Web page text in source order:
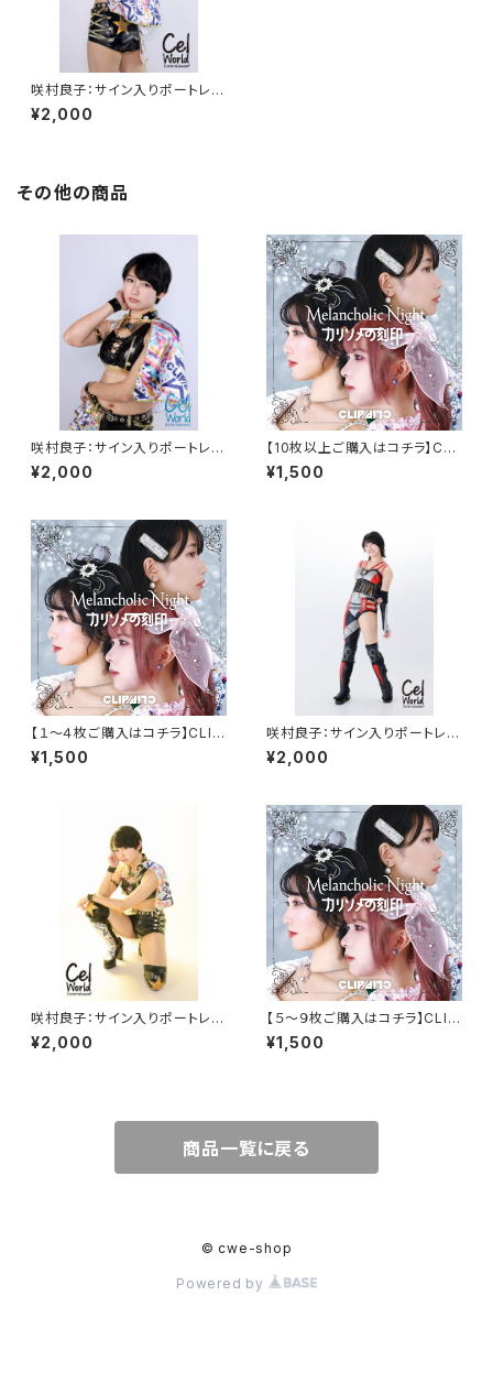
咲村良子：サイン入りポートレイ
ト【Ｈ】
¥2,000
その他の商品
咲村良子：サイン入りポートレイ
ト【Ｉ】
¥2,000
【10枚以上ご購入はコチラ】CLI
PCLIP NEWシングル『Melanc
holic Night』CD
¥1,500
【１～４枚ご購入はコチラ】CLIP
CLIP NEWシングル『Melanch
olic Night』CD
¥1,500
咲村良子：サイン入りポートレイ
ト【Ｂ】
¥2,000
咲村良子：サイン入りポートレイ
ト【Ｆ】
¥2,000
【５～９枚ご購入はコチラ】CLIP
CLIP NEWシングル『Melanch
olic Night』CD
¥1,500
商品一覧に戻る
© cwe-shop
Powered by